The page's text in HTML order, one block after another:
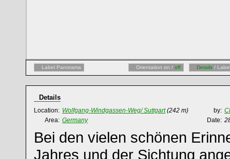
Label Panorama Orientation on / off Details /
Details
Location: Wolfgang-Windgassen-Weg/ Suttgart (242 m) by:
Area: Germany Date:
Bei den vielen schönen
Jahres und der Sichtung